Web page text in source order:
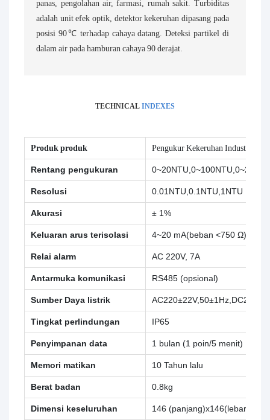
panas, pengolahan air, farmasi, rumah sakit. Turbiditas
adalah unit efek optik, detektor kekeruhan dipasang pada
posisi 90℃ terhadap cahaya datang. Deteksi partikel di
dalam air pada hamburan cahaya 90 derajat.
TECHNICAL INDEXES
Produk produk Pengukur Kekeruhan Industri
Rentang pengukuran
Resolusi 0.01NTU,0.1NTU,1NTU
Akurasi ± 1%
Keluaran arus terisolasi 4~20 mA(beban <750 Ω)
Relai alarm AC 220V, 7A
Antarmuka komunikasi RS485 (opsional)
Sumber Daya listrik
Tingkat perlindungan IP65
Penyimpanan data 1 bulan (1 poin/5 menit)
Memori matikan 10 Tahun lalu
Berat badan 0.8kg
Dimensi keseluruhan 146